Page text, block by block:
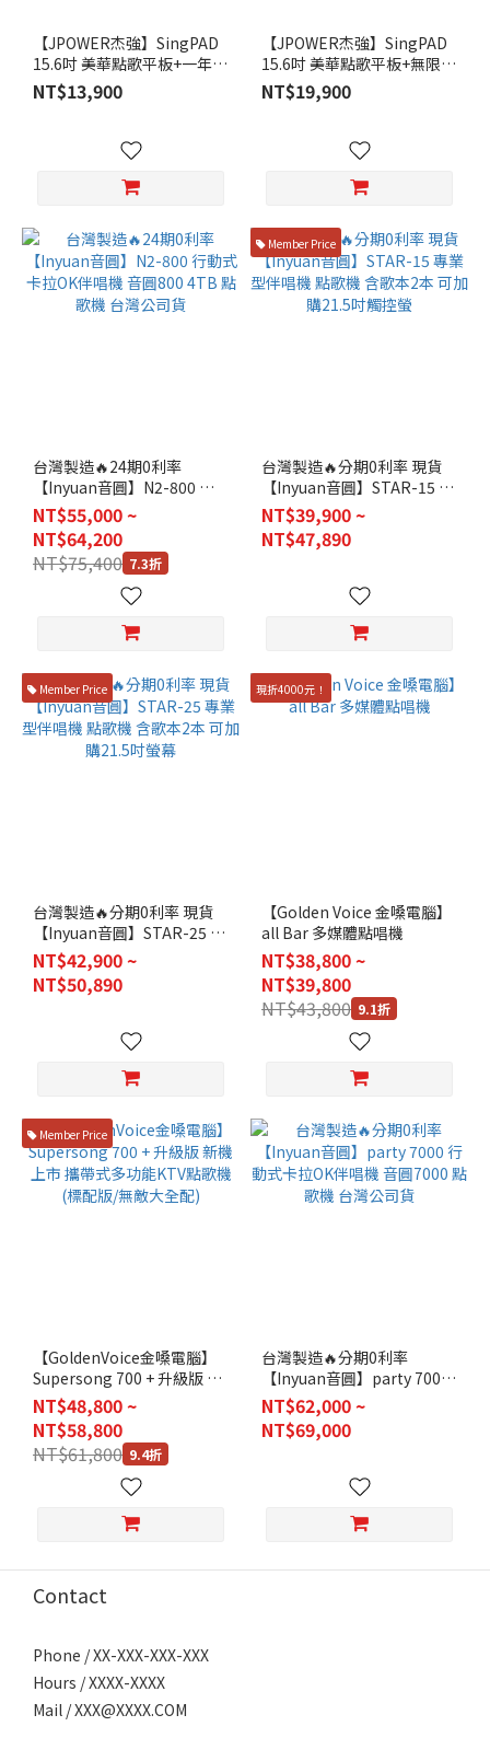
【JPOWER杰強】SingPAD
15.6吋 美華點歌平板+一年期
序號
NT$13,900
【JPOWER杰強】SingPAD
15.6吋 美華點歌平板+無限期
序號
NT$19,900
台灣製造🔥24期0利率
【Inyuan音圓】N2-800 行
動式卡拉OK伴唱機 音圓800
4TB 點歌機 台灣公司貨
NT$55,000 ~
NT$64,200
NT$75,400 7.3折
Member Price
台灣製造🔥分期0利率 現貨
【Inyuan音圓】STAR-15 專
業型伴唱機 點歌機 含歌本2
本 可加購21.5吋觸控螢
NT$39,900 ~
NT$47,890
Member Price
台灣製造🔥分期0利率 現貨
【Inyuan音圓】STAR-25 專
業型伴唱機 點歌機 含歌本2
本 可加購21.5吋螢幕
NT$42,900 ~
NT$50,890
現折4000元！
【Golden Voice 金嗓電腦】
all Bar 多媒體點唱機
NT$38,800 ~
NT$39,800
NT$43,800 9.1折
Member Price
【GoldenVoice金嗓電腦】
Supersong 700 + 升級版 新
機上市 攜帶式多功能KTV點
歌機 (標配版/無敵大全配)
NT$48,800 ~
NT$58,800
NT$61,800 9.4折
台灣製造🔥分期0利率
【Inyuan音圓】party 7000
行動式卡拉OK伴唱機 音圓
7000 點歌機 台灣公司貨
NT$62,000 ~
NT$69,000
Contact
Phone / XX-XXX-XXX-XXX
Hours / XXXX-XXXX
Mail / XXX@XXXX.COM